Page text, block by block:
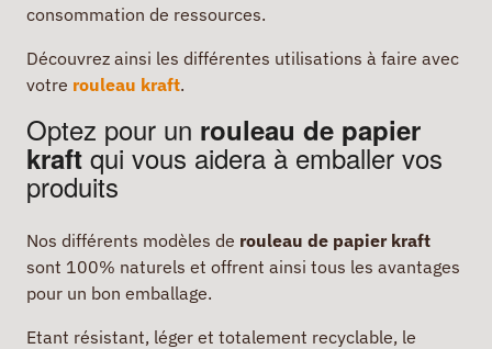
consommation de ressources.
Découvrez ainsi les différentes utilisations à faire avec
votre rouleau kraft.
Optez pour un rouleau de papier
kraft qui vous aidera à emballer vos
produits
Nos différents modèles de rouleau de papier kraft
sont 100% naturels et offrent ainsi tous les avantages
pour un bon emballage.
Etant résistant, léger et totalement recyclable, le